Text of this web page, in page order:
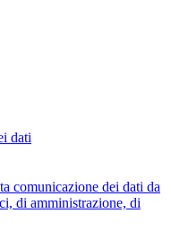
dati
comunicazione dei dati da
di amministrazione, di